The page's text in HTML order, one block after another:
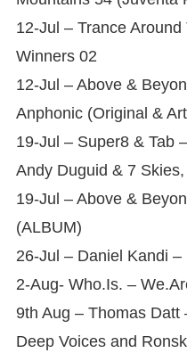
12-Jul – Trance
Winners 02
12-Jul – Above &
Anphonic (Original &
19-Jul – Super8 & Tab
Andy Duguid & 7
19-Jul – Above &
(ALBUM)
26-Jul – Daniel Kandi
2-Aug- Who.Is. –
9th Aug – Thomas Datt
Deep Voices and